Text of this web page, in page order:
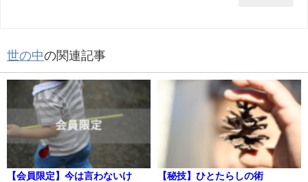
世の中の関連記事
【会員限定】今は言わないけ
【秘技】ひとたらしの術